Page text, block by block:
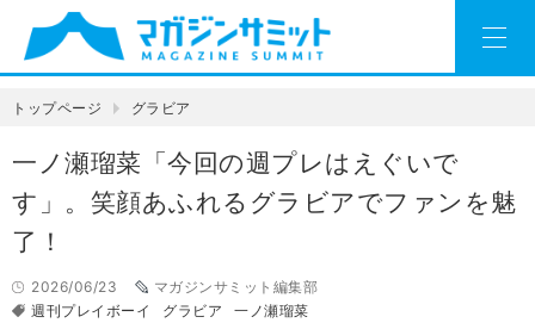
トップページ グラビア
一ノ瀬瑠菜「今回の週プレはえぐいで
す」。笑顔あふれるグラビアでファンを魅
了！
2026/06/23
マガジンサミット編集部
週刊プレイボーイ
グラビア 一ノ瀬瑠菜